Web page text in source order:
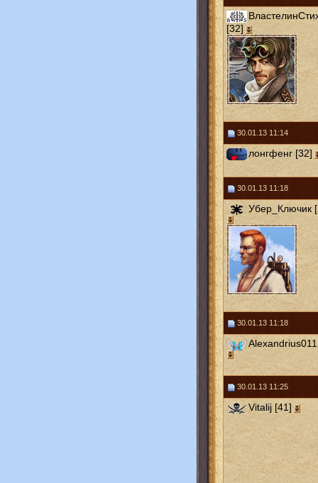
[32]
30.01.13 11:14
лонгфенг [32]
30.01.13 11:18
Убер_Ключик
30.01.13 11:18
30.01.13 11:25
Vitalij [41]